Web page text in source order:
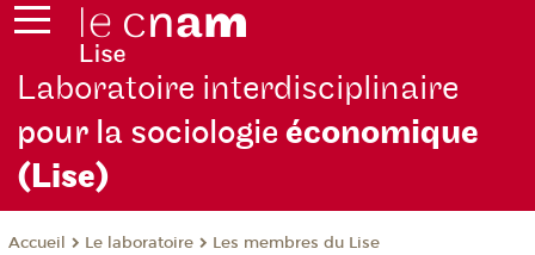
Laboratoire interdisciplinaire
pour la sociologieéconomique
(Lise)
Accueil Le laboratoire Les membres du Lise